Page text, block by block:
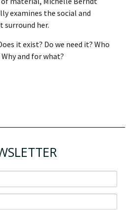
examines the social and
her.
it exist? Do we need it? Who
and for what?